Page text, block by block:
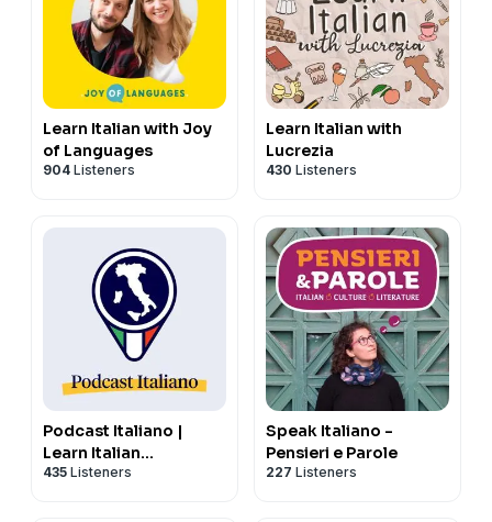
Learn Italian with Joy
of Languages
904 Listeners
Learn Italian with
Lucrezia
430 Listeners
Podcast Italiano |
Learn Italian
(Intermediate &
435 Listeners
Speak Italiano -
Pensieri e Parole
227 Listeners